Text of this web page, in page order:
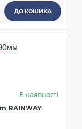
ДО КОШИКА
В наявності
RAINWAY